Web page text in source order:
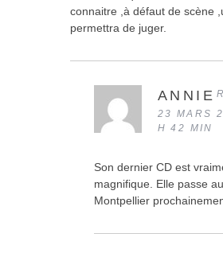
connaitre ,à défaut de scène
permettra de juger.
ANNIE
23 MARS
H 42 MIN
Son dernier CD est
magnifique. Elle passe
Montpellier